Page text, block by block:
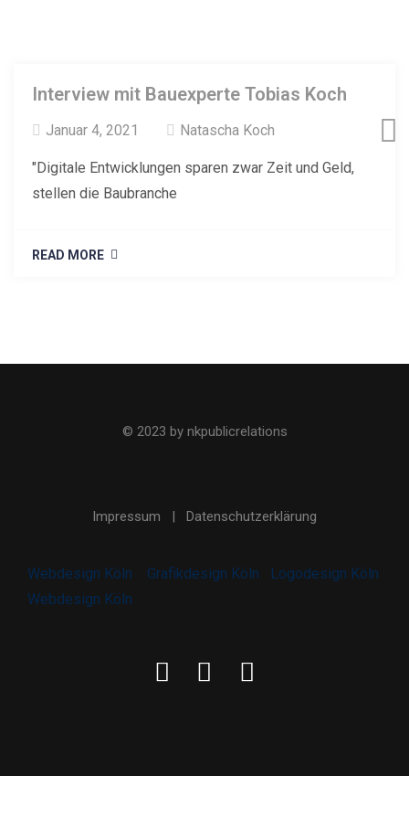
Interview mit Bauexperte Tobias Koch
Januar 4, 2021 Natascha Koch
"Digitale Entwicklungen sparen zwar Zeit und Geld,
stellen die Baubranche
READ MORE
© 2023 by nkpublicrelations
Impressum | Datenschutzerklärung
Webdesign Köln Grafikdesign Köln
Logodesign Köln
Webdesign Köln